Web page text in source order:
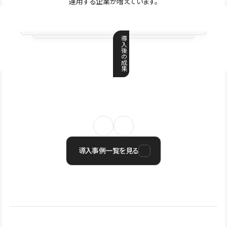
導
入
後
の
成
果
導入事例一覧を見る